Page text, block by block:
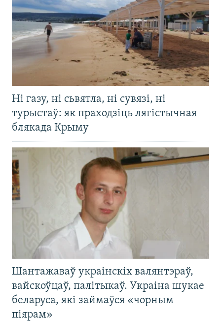
Ні газу, ні сьвятла, ні сувязі, ні
турыстаў: як праходзіць лягістычная
блякада Крыму
Шантажаваў украінскіх валянтэраў,
вайскоўцаў, палітыкаў. Украіна шукае
беларуса, які займаўся «чорным
піярам»